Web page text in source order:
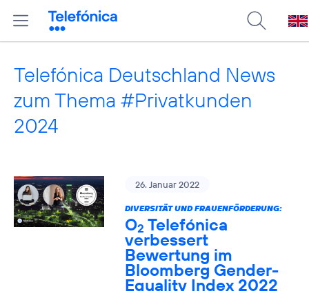
Telefónica Deutschland News
zum Thema #Privatkunden
2024
26. Januar 2022
DIVERSITÄT UND FRAUENFÖRDERUNG:
O2 Telefónica
verbessert
Bewertung im
Bloomberg Gender-
Equality Index 2022